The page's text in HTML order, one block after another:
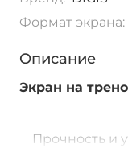
Формат экрана:
Описание
Экран на
Прочность и